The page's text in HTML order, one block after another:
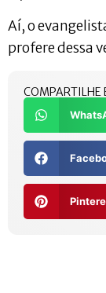
Aí, o
profere dessa
COMPARTILHE